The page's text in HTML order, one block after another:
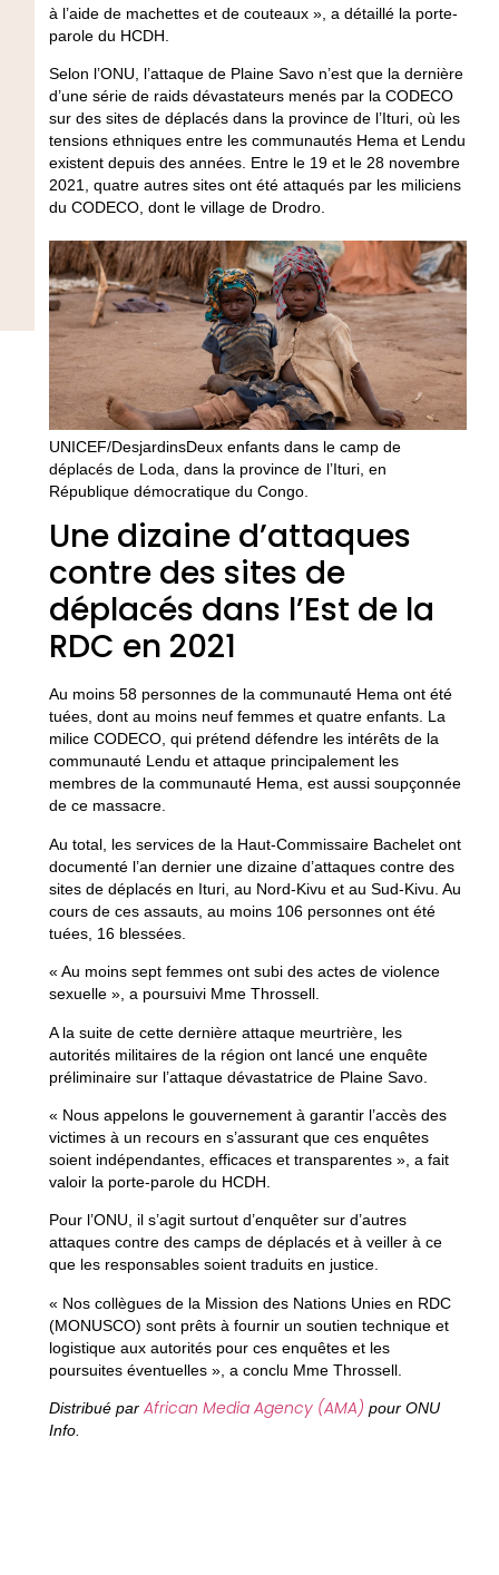
à l’aide de machettes et de couteaux », a détaillé la porte-
parole du HCDH.
Selon l’ONU, l’attaque de Plaine Savo n’est que la dernière
d’une série de raids dévastateurs menés par la CODECO
sur des sites de déplacés dans la province de l’Ituri, où les
tensions ethniques entre les communautés Hema et Lendu
existent depuis des années. Entre le 19 et le 28 novembre
2021, quatre autres sites ont été attaqués par les miliciens
du CODECO, dont le village de Drodro.
UNICEF/DesjardinsDeux enfants dans le camp de
déplacés de Loda, dans la province de l’Ituri, en
République démocratique du Congo.
Une dizaine d’attaques
contre des sites de
déplacés dans l’Est de la
RDC en 2021
Au moins 58 personnes de la communauté Hema ont été
tuées, dont au moins neuf femmes et quatre enfants. La
milice CODECO, qui prétend défendre les intérêts de la
communauté Lendu et attaque principalement les
membres de la communauté Hema, est aussi soupçonnée
de ce massacre.
Au total, les services de la Haut-Commissaire Bachelet ont
documenté l’an dernier une dizaine d’attaques contre des
sites de déplacés en Ituri, au Nord-Kivu et au Sud-Kivu. Au
cours de ces assauts, au moins 106 personnes ont été
tuées, 16 blessées.
« Au moins sept femmes ont subi des actes de violence
sexuelle », a poursuivi Mme Throssell.
A la suite de cette dernière attaque meurtrière, les
autorités militaires de la région ont lancé une enquête
préliminaire sur l’attaque dévastatrice de Plaine Savo.
« Nous appelons le gouvernement à garantir l’accès des
victimes à un recours en s’assurant que ces enquêtes
soient indépendantes, efficaces et transparentes », a fait
valoir la porte-parole du HCDH.
Pour l’ONU, il s’agit surtout d’enquêter sur d’autres
attaques contre des camps de déplacés et à veiller à ce
que les responsables soient traduits en justice.
« Nos collègues de la Mission des Nations Unies en RDC
(MONUSCO) sont prêts à fournir un soutien technique et
logistique aux autorités pour ces enquêtes et les
poursuites éventuelles », a conclu Mme Throssell.
Distribué par African Media Agency (AMA) pour ONU
Info.